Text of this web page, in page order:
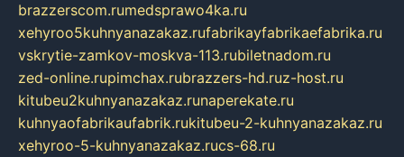
brazzerscom.rumedsprawo4ka.ru
xehyroo5kuhnyanazakaz.rufabrikayfabrikaefabrika.ru
vskrytie-zamkov-moskva-113.rubiletnadom.ru
zed-online.rupimchax.rubrazzers-hd.ruz-host.ru
kitubeu2kuhnyanazakaz.runaperekate.ru
kuhnyaofabrikaufabrik.rukitubeu-2-kuhnyanazakaz.ru
xehyroo-5-kuhnyanazakaz.rucs-68.ru